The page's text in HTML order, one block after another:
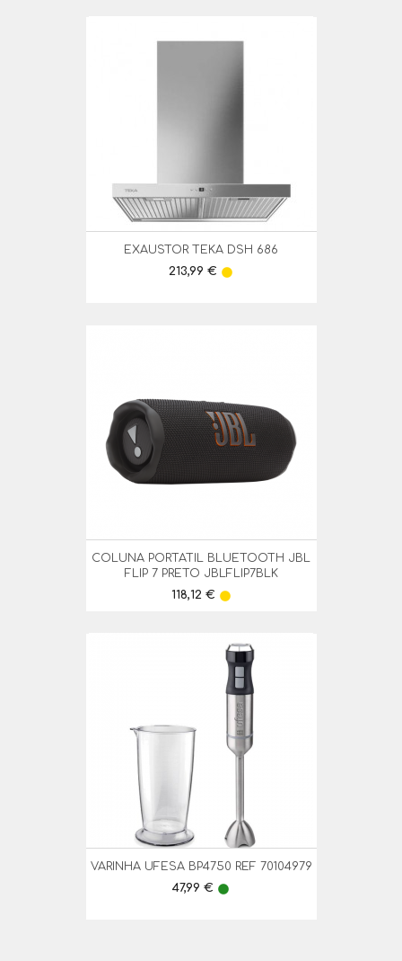
EXAUSTOR TEKA DSH 686
Preço
213,99 € lens
COLUNA PORTATIL BLUETOOTH JBL
FLIP 7 PRETO JBLFLIP7BLK
Preço
118,12 € lens
VARINHA UFESA BP4750 REF 70104979
Preço
47,99 € lens